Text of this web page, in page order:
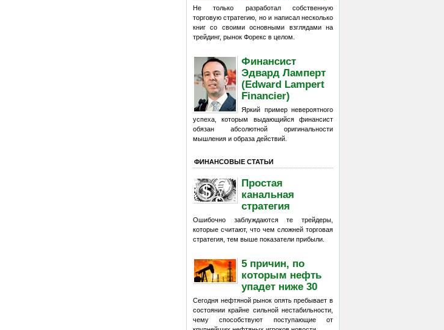
Не только разработал собственную
торговую стратегию, но и написал несколько
книг со своими основными взглядами на
трейдинг, рынок Форекс в целом.
Финансист
Эдвард Ламперт
(Edward Lampert
Financier)
Яркий пример невероятного
успеха, которым выдающийся финансист
обязан абсолютной оригинальности
мышления и образа действий.
ФИНАНСОВЫЕ СТАТЬИ
Простая
канальная
стратегия
Ошибочно заблуждаются те трейдеры,
которые считают, что чем сложней торговая
стратегия, тем выше показатели прибыли.
5 причин, по
которым нефть
упадет ниже 30
Сегодня нефтяной рынок опять пребывает в
состоянии крайне сильной нестабильности,
чему способствуют поступающие от